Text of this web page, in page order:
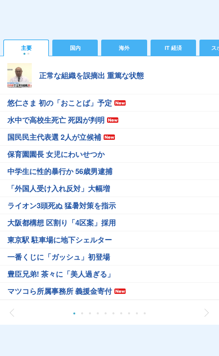
主要 国内 海外 IT 経済 ス
正常な組織を誤摘出 重篤な状態
悠仁さま 初の「おことば」予定
水中で高校生死亡 死因が判明
国民民主代表選 2人が立候補
保育園園長 女児にわいせつか
中学生に性的暴行か 56歳男逮捕
「外国人受け入れ反対」大幅増
ライオン3頭死ぬ 猛暑対策を指示
大阪都構想 区割り「4区案」採用
東京駅 駐車場に地下シェルター
一番くじに「ガッシュ」初登場
豊臣兄弟! 茶々に「美人過ぎる」
マツコら所属事務所 義援金寄付